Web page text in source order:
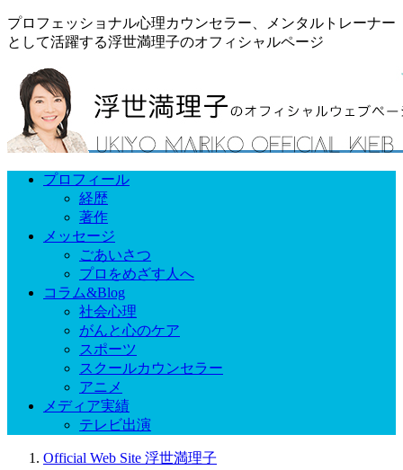
プロフェッショナル心理カウンセラー、メンタルトレーナー
として活躍する浮世満理子のオフィシャルページ
プロフィール
経歴
著作
メッセージ
ごあいさつ
プロをめざす人へ
コラム&Blog
社会心理
がんと心のケア
スポーツ
スクールカウンセラー
アニメ
メディア実績
テレビ出演
Official Web Site 浮世満理子